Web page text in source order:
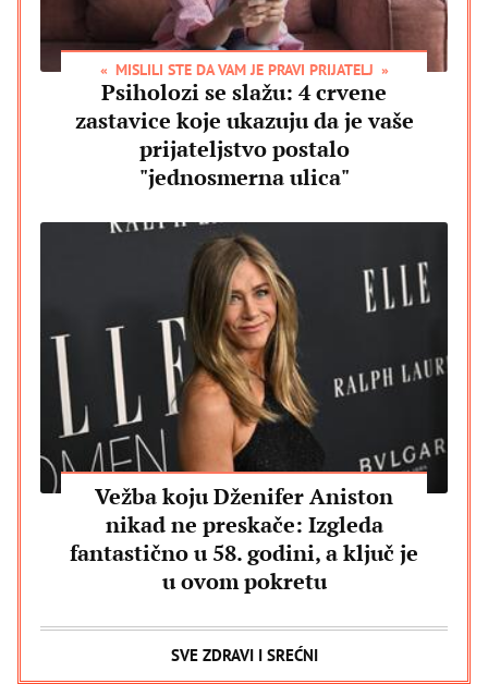
MISLILI STE DA VAM JE PRAVI PRIJATELJ
Psiholozi se slažu: 4 crvene
zastavice koje ukazuju da je vaše
prijateljstvo postalo
"jednosmerna ulica"
Vežba koju Dženifer Aniston
nikad ne preskače: Izgleda
fantastično u 58. godini, a ključ je
u ovom pokretu
SVE ZDRAVI I SREĆNI